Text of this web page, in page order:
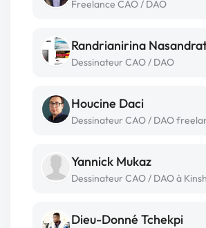
Freelance CAO / DAO
Randrianirina
Dessinateur CAO / DAO
Houcine Daci
Dessinateur CAO / DAO
Yannick Mukaz
Dessinateur CAO / DAO à
Dieu-Donné Tchekpi